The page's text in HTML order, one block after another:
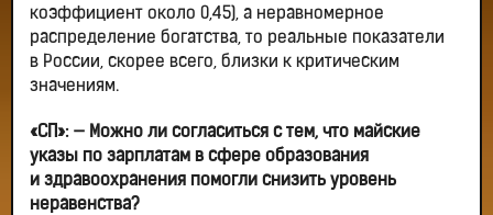
коэффициент около 0,45), а неравномерное
распределение богатства, то реальные показатели
в России, скорее всего, близки к критическим
значениям.
«СП»: — Можно ли согласиться с тем, что майские
указы по зарплатам в сфере образования
и здравоохранения помогли снизить уровень
неравенства?